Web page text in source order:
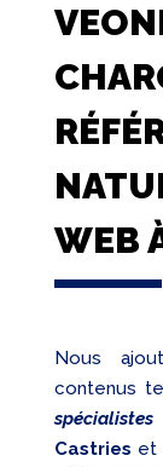
WEB
Nous
contenus
Castries et